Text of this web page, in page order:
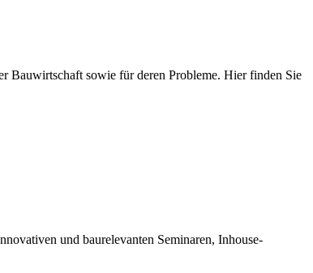
Bauwirtschaft sowie für deren Probleme. Hier finden Sie
und baurelevanten Seminaren, Inhouse-